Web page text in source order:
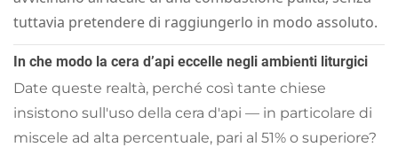
tuttavia pretendere di raggiungerlo in modo assoluto.
In che modo la cera d’api eccelle negli ambienti liturgici
Date queste realtà, perché così tante chiese
insistono sull'uso della cera d'api — in particolare di
miscele ad alta percentuale, pari al 51% o superiore?